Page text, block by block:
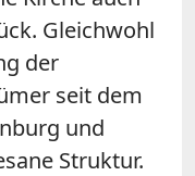
Gleichwohl
der
seit dem
und
Struktur.